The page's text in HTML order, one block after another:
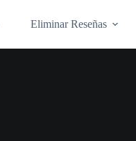
Eliminar Reseñas